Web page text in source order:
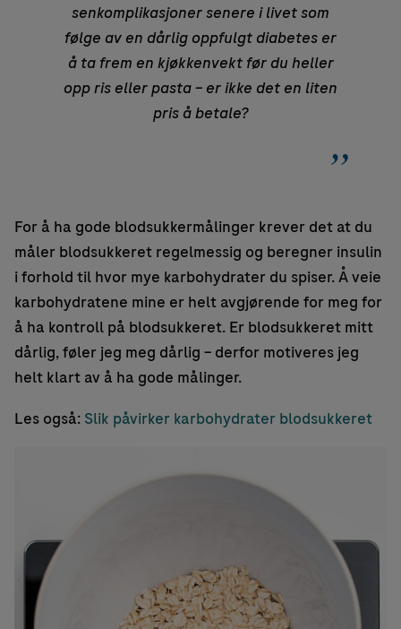
senkomplikasjoner senere i livet som
følge av en dårlig oppfulgt diabetes er
å ta frem en kjøkkenvekt før du heller
opp ris eller pasta – er ikke det en liten
pris å betale?
For å ha gode blodsukkermålinger krever det at du
måler blodsukkeret regelmessig og beregner insulin
i forhold til hvor mye karbohydrater du spiser. Å veie
karbohydratene mine er helt avgjørende for meg for
å ha kontroll på blodsukkeret. Er blodsukkeret mitt
dårlig, føler jeg meg dårlig – derfor motiveres jeg
helt klart av å ha gode målinger.
Les også: Slik påvirker karbohydrater blodsukkeret